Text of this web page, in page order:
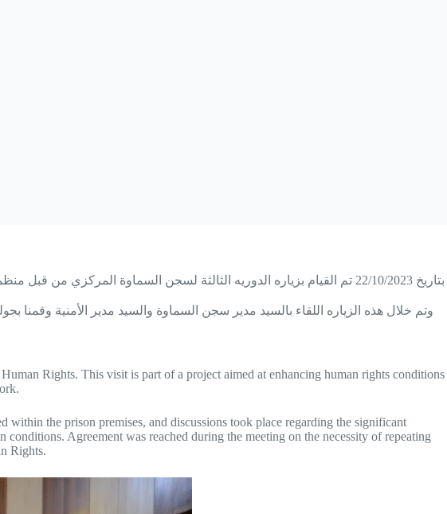
بتاريخ 22/10/2023 تم القيام بزياره الدوريه الثالثة لسجن السماوة
وتم خلال هذه الزياره اللقاء بالسيد مدير سجن السماوة والسيد مدير الأمنية
Rights. This visit is part of a project aimed at enhancing human rights conditions
the prison premises, and discussions took place regarding the significant
Agreement was reached during the meeting on the necessity of repeating
Rights.